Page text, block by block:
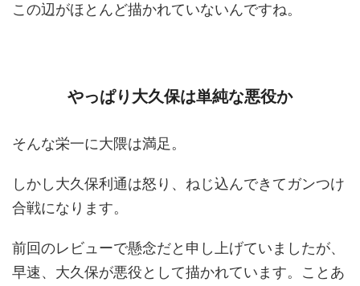
この辺がほとんど描かれていないんですね。
やっぱり大久保は単純な悪役か
そんな栄一に大隈は満足。
しかし大久保利通は怒り、ねじ込んできてガンつけ
合戦になります。
前回のレビューで懸念だと申し上げていましたが、
早速、大久保が悪役として描かれています。ことあ